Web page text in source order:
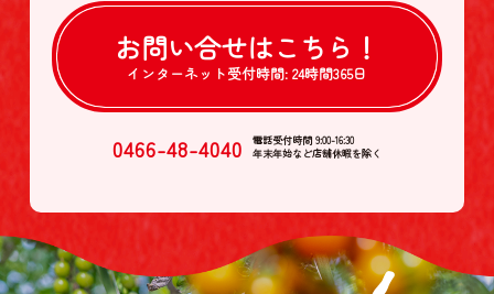
お問い合せはこちら！
インターネット受付時間: 24時間365日
0466-48-4040
電話受付時間 9:00-16:30
年末年始など店舗休暇を除く